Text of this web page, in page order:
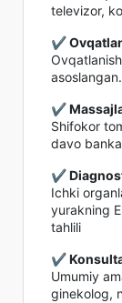
televizor,
✔️
asoslangan.
✔️
Shifokor
davo
✔️
Ichki
yurakning
tahlili
✔️
Umumiy
ginekolog,